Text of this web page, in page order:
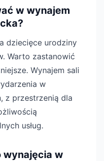
w wynajem
dziecięce urodziny
Warto zastanowić
Wynajem sali
w
z przestrzenią dla
usług.
wynajęcia w